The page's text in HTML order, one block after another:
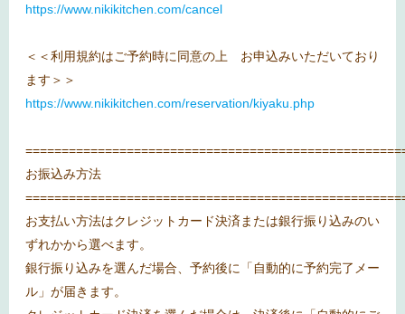
https://www.nikikitchen.com/cancel
＜＜利用規約はご予約時に同意の上 お申込みいただいており
ます＞＞
https://www.nikikitchen.com/reservation/kiyaku.php
お振込み方法
お支払い方法はクレジットカード決済または銀行振り込みのい
ずれかから選べます。
銀行振り込みを選んだ場合、予約後に「自動的に予約完了メー
ル」が届きます。